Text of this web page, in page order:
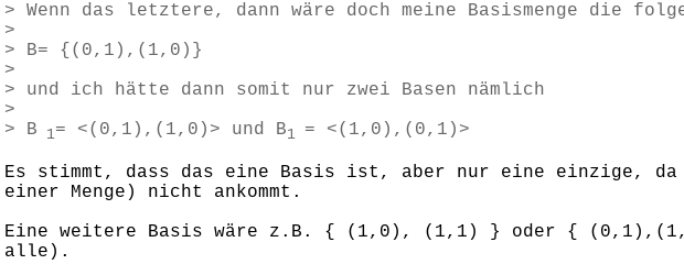
> Wenn das letztere, dann wäre doch meine Basismenge die
>
> B= {(0,1),(1,0)}
>
> und ich hätte dann somit nur zwei Basen nämlich
>
> B 1= <(0,1),(1,0)> und B1 = <(1,0),(0,1)>
Es stimmt, dass das eine Basis ist, aber nur eine einzige,
einer Menge) nicht ankommt.
Eine weitere Basis wäre z.B. { (1,0), (1,1) } oder {
alle).